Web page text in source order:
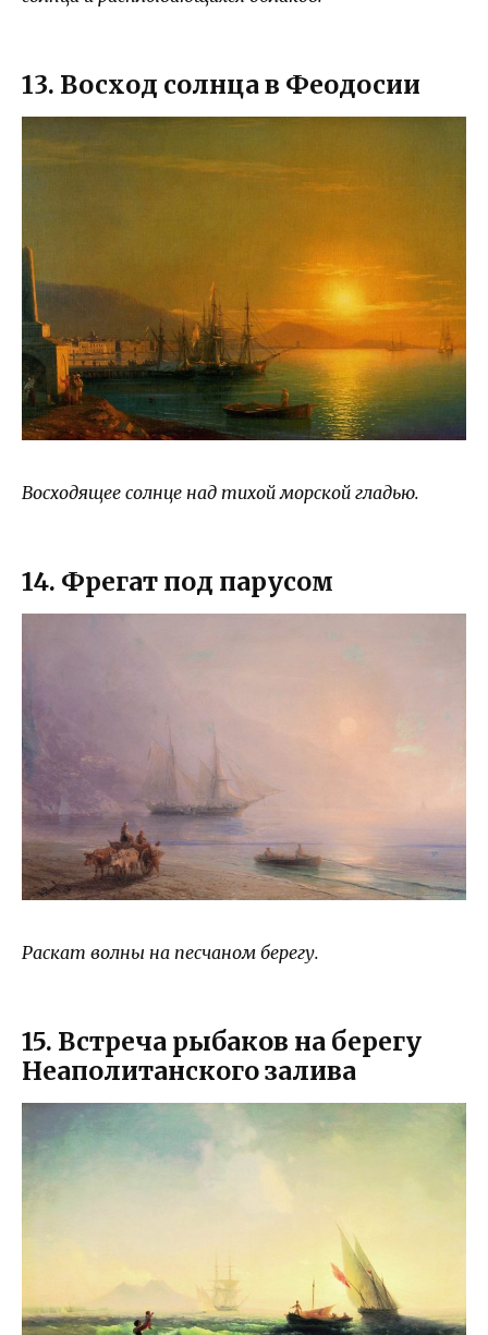
13. Восход солнца в Феодосии
Восходящее солнце над тихой морской гладью.
14. Фрегат под парусом
Раскат волны на песчаном берегу.
15. Встреча рыбаков на берегу
Неаполитанского залива